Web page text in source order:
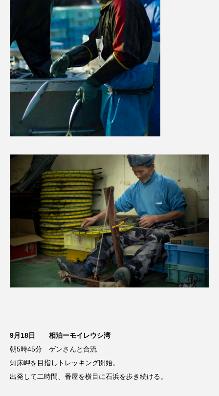
9月18日 相泊ーモイレウシ湾
朝5時45分 ゲンさんと合流
知床岬を目指しトレッキング開始。
出発して二時間、番屋を横目に石浜を歩き続ける。